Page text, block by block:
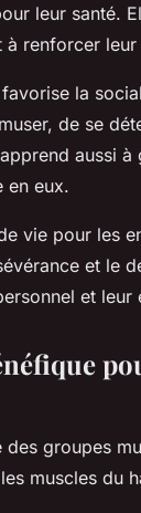
leur santé.
renforcer
la
de se
aussi à
en eux.
vie pour les
et le
et leur
groupes
muscles du